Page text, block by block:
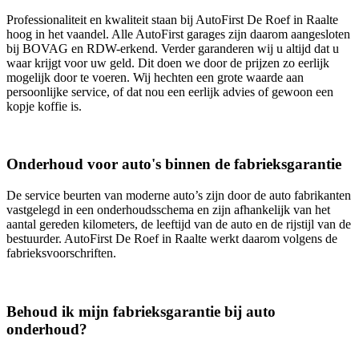
Professionaliteit en kwaliteit staan bij AutoFirst De Roef in Raalte
hoog in het vaandel. Alle AutoFirst garages zijn daarom aangesloten
bij BOVAG en RDW-erkend. Verder garanderen wij u altijd dat u
waar krijgt voor uw geld. Dit doen we door de prijzen zo eerlijk
mogelijk door te voeren. Wij hechten een grote waarde aan
persoonlijke service, of dat nou een eerlijk advies of gewoon een
kopje koffie is.
Onderhoud voor auto's binnen de fabrieksgarantie
De service beurten van moderne auto’s zijn door de auto fabrikanten
vastgelegd in een onderhoudsschema en zijn afhankelijk van het
aantal gereden kilometers, de leeftijd van de auto en de rijstijl van de
bestuurder. AutoFirst De Roef in Raalte werkt daarom volgens de
fabrieksvoorschriften.
Behoud ik mijn fabrieksgarantie bij auto
onderhoud?